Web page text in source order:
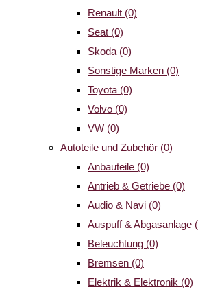
Renault (0)
Seat (0)
Skoda (0)
Sonstige Marken (0)
Toyota (0)
Volvo (0)
VW (0)
Autoteile und Zubehör (0)
Anbauteile (0)
Antrieb & Getriebe (0)
Audio & Navi (0)
Auspuff & Abgasanlage
Beleuchtung (0)
Bremsen (0)
Elektrik & Elektronik (0)